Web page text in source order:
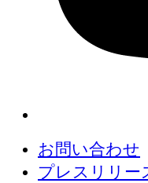
お問い合わせ
プレスリリー